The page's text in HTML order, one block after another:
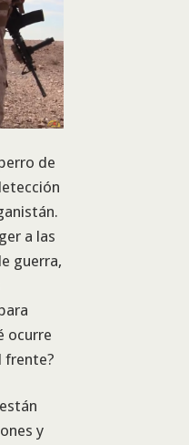
de
a las
guerra,
ocurre
frente?
y